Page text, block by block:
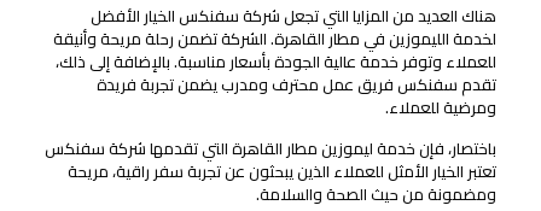
هناك العديد من المزايا التي تجعل شركة سفنكس الخيار الأفضل
لخدمة الليموزين في مطار القاهرة. الشركة تضمن رحلة مريحة وأنيقة
للعملاء وتوفر خدمة عالية الجودة بأسعار مناسبة. بالإضافة إلى ذلك،
تقدم سفنكس فريق عمل محترف ومدرب يضمن تجربة فريدة
ومرضية للعملاء.
باختصار، فإن خدمة ليموزين مطار القاهرة التي تقدمها شركة سفنكس
تعتبر الخيار الأمثل للعملاء الذين يبحثون عن تجربة سفر راقية، مريحة
ومضمونة من حيث الصحة والسلامة.